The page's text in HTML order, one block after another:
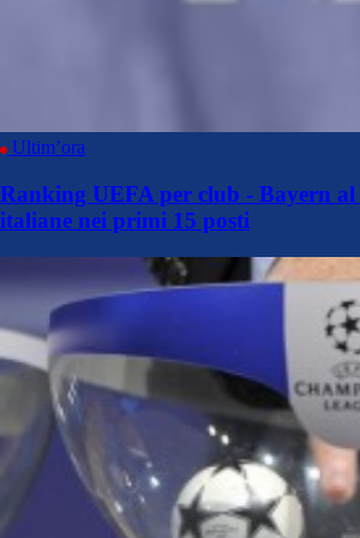
Ultim’ora
Ranking UEFA per club - Bayern al
italiane nei primi 15 posti